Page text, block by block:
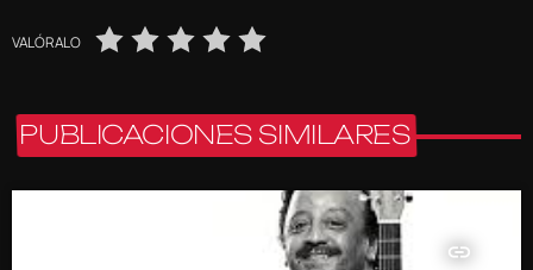
VALÓRALO
PUBLICACIONES SIMILARES
insert_link